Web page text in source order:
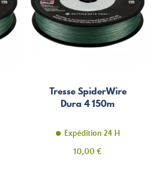
Tresse SpiderWire
Dura 4 150m
Expédition 24 H
Prix
10,00 €